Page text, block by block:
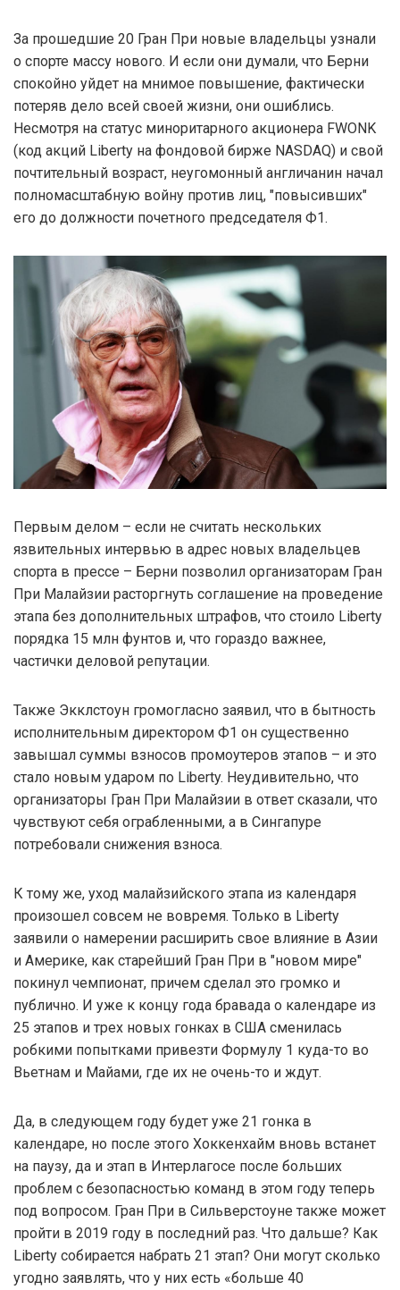
За прошедшие 20 Гран При новые владельцы узнали
о спорте массу нового. И если они думали, что Берни
спокойно уйдет на мнимое повышение, фактически
потеряв дело всей своей жизни, они ошиблись.
Несмотря на статус миноритарного акционера FWONK
(код акций Liberty на фондовой бирже NASDAQ) и свой
почтительный возраст, неугомонный англичанин начал
полномасштабную войну против лиц, "повысивших"
его до должности почетного председателя Ф1.
Первым делом – если не считать нескольких
язвительных интервью в адрес новых владельцев
спорта в прессе – Берни позволил организаторам Гран
При Малайзии расторгнуть соглашение на проведение
этапа без дополнительных штрафов, что стоило Liberty
порядка 15 млн фунтов и, что гораздо важнее,
частички деловой репутации.
Также Экклстоун громогласно заявил, что в бытность
исполнительным директором Ф1 он существенно
завышал суммы взносов промоутеров этапов – и это
стало новым ударом по Liberty. Неудивительно, что
организаторы Гран При Малайзии в ответ сказали, что
чувствуют себя ограбленными, а в Сингапуре
потребовали снижения взноса.
К тому же, уход малайзийского этапа из календаря
произошел совсем не вовремя. Только в Liberty
заявили о намерении расширить свое влияние в Азии
и Америке, как старейший Гран При в "новом мире"
покинул чемпионат, причем сделал это громко и
публично. И уже к концу года бравада о календаре из
25 этапов и трех новых гонках в США сменилась
робкими попытками привезти Формулу 1 куда-то во
Вьетнам и Майами, где их не очень-то и ждут.
Да, в следующем году будет уже 21 гонка в
календаре, но после этого Хоккенхайм вновь встанет
на паузу, да и этап в Интерлагосе после больших
проблем с безопасностью команд в этом году теперь
под вопросом. Гран При в Сильверстоуне также может
пройти в 2019 году в последний раз. Что дальше? Как
Liberty собирается набрать 21 этап? Они могут сколько
угодно заявлять, что у них есть «больше 40